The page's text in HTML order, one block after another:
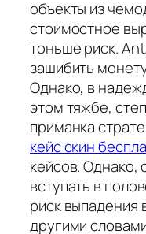
объекты из
стоимостное
тоньше риск.
зашибить
Однако, в
этом тяжбе,
приманка
кейс скин
кейсов. Однако,
вступать в
риск
другими